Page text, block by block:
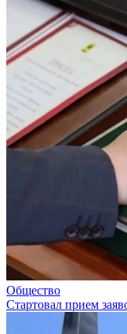
Общество
Стартовал прием